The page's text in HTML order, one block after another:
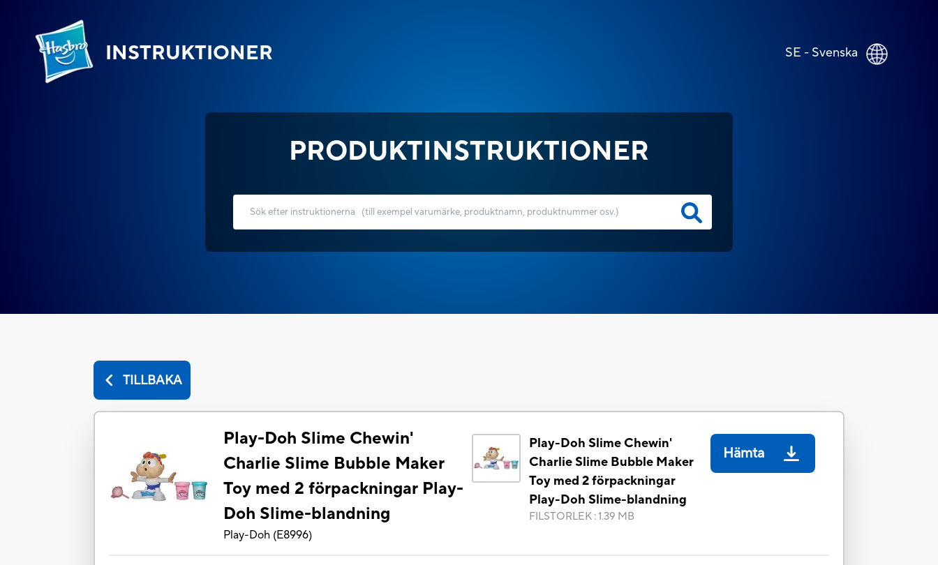
INSTRUKTIONER SE - Svenska
PRODUKTINSTRUKTIONER
TILLBAKA
Play-Doh Slime Chewin'
Charlie Slime Bubble Maker
Toy med 2 förpackningar Play-
Doh Slime-blandning
Play-Doh (E8996)
Play-Doh Slime Chewin'
Charlie Slime Bubble Maker
Toy med 2 förpackningar
Play-Doh Slime-blandning
FILSTORLEK :1.39 MB
Hämta